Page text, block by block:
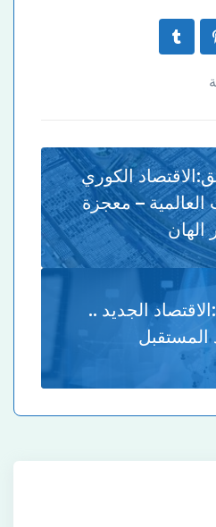
الاقتصاد الكوري
العالمية – معجزة
الهان
الاقتصاد الجديد ..
المستقبل